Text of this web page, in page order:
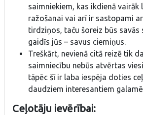
saimniekiem, kas ikdienā vairāk
ražošanai vai arī ir sastopami
tirdziņos, taču šoreiz būs savās
gaidīs jūs – savus ciemiņus.
Treškārt, nevienā citā reizē tik
saimniecību nebūs atvērtas
tāpēc šī ir laba iespēja doties
daudziem interesantiem
Ceļotāju ievērībai: